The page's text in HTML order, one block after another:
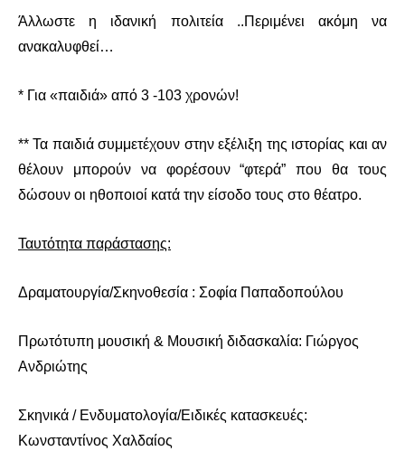
Άλλωστε η ιδανική πολιτεία ..Περιμένει ακόμη να
ανακαλυφθεί…
* Για «παιδιά» από 3 -103 χρονών!
** Τα παιδιά συμμετέχουν στην εξέλιξη της ιστορίας και αν
θέλουν μπορούν να φορέσουν “φτερά” που θα τους
δώσουν οι ηθοποιοί κατά την είσοδο τους στο θέατρο.
Ταυτότητα παράστασης:
Δραματουργία/Σκηνοθεσία : Σοφία Παπαδοπούλου
Πρωτότυπη μουσική & Μουσική διδασκαλία: Γιώργος
Ανδριώτης
Σκηνικά / Ενδυματολογία/Ειδικές κατασκευές:
Κωνσταντίνος Χαλδαίος